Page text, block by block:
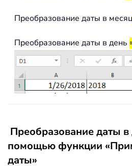
Преобразование даты в
Преобразование даты в день
Преобразование даты
помощью функции
даты»